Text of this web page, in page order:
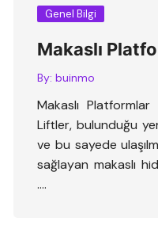
Genel Bilgi
Makaslı
By: buinmo
Makaslı
Liftler, bulunduğu
ve bu sayede
sağlayan makaslı
….